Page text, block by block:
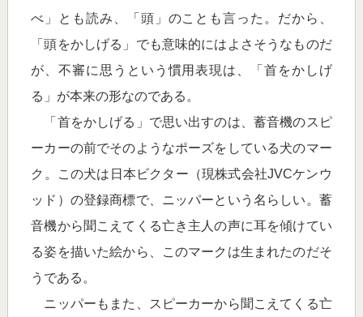
べ」とも読み、「頭」のことも言った。だから、
「頭をかしげる」でも意味的にはよさそうなものだ
が、不審に思うという慣用表現は、「首をかしげ
る」が本来の形なのである。
「首をかしげる」で思い出すのは、蓄音機のスピ
ーカーの前でそのようなポーズをしている犬のマー
ク。この犬は日本ビクター（現株式会社JVCケンウ
ッド）の登録商標で、ニッパーという名らしい。蓄
音機から聞こえてくる亡き主人の声に耳を傾けてい
る姿を描いた絵から、このマークは生まれたのだそ
うである。
ニッパーもまた、スピーカーから聞こえてくる亡